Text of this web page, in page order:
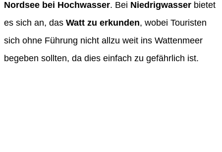
Nordsee bei Hochwasser. Bei Niedrigwasser bietet
es sich an, das Watt zu erkunden, wobei Touristen
sich ohne Führung nicht allzu weit ins Wattenmeer
begeben sollten, da dies einfach zu gefährlich ist.